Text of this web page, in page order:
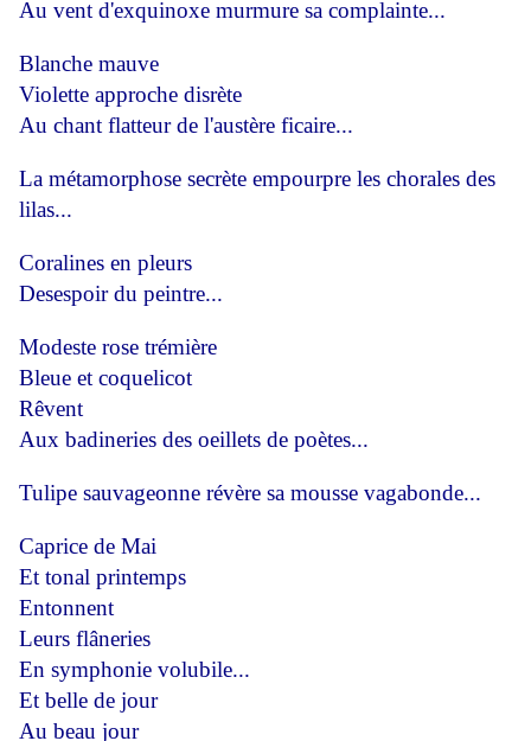
Au vent d'exquinoxe murmure sa complainte...
Blanche mauve
Violette approche disrète
Au chant flatteur de l'austère ficaire...
La métamorphose secrète empourpre les chorales des
lilas...
Coralines en pleurs
Desespoir du peintre...
Modeste rose trémière
Bleue et coquelicot
Rêvent
Aux badineries des oeillets de poètes...
Tulipe sauvageonne révère sa mousse vagabonde...
Caprice de Mai
Et tonal printemps
Entonnent
Leurs flâneries
En symphonie volubile...
Et belle de jour
Au beau jour